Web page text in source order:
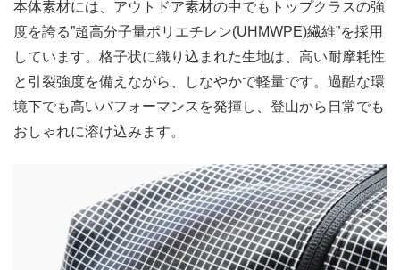
本体素材には、アウトドア素材の中でもトップクラスの強
度を誇る”超高分子量ポリエチレン(UHMWPE)繊維”を採用
しています。格子状に織り込まれた生地は、高い耐摩耗性
と引裂強度を備えながら、しなやかで軽量です。過酷な環
境下でも高いパフォーマンスを発揮し、登山から日常でも
おしゃれに溶け込みます。